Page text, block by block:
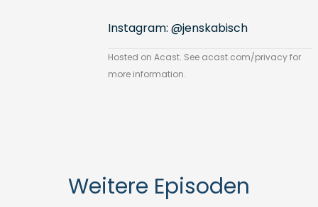
Instagram: @jenskabisch
Hosted on Acast. See acast.com/privacyfor
more information.
Weitere Episoden